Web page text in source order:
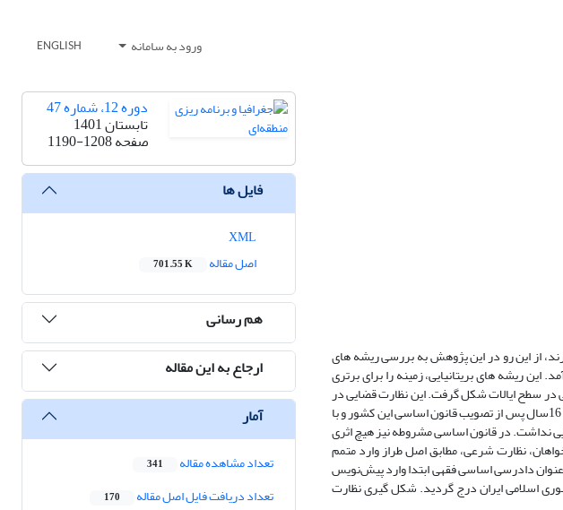
ورود به سامانه ENGLISH
از این رو در این پژوهش به بررسی ریشه های
آمریکا در سال 1776 از اتحاد 13بریتانیایی‌نشین به وجود آمد. این ریشه های بریتانیایی، زمینه را برای برتری
در سطح ایالات شکل گرفت. این نظارت قضایی در
سطح ایالات به اندیشه پدران بنیان‌گذار، به خصوص الکساندر همیلتون، راه یافت، اما با این وجود در قانون اساسی آمریکا وارد نشد. 16سال پس از تصویب قانون اساسی این کشور و با
نداشت. در قانون اساسی مشروطه نیز هیچ اثری
نظارت شرعی، مطابق اصل طراز وارد متمم
دادرسی اساسی فقهی ابتدا وارد پیش‌نویس
اسلامی ایران درج گردید. شکل گیری نظارت
دوره 12، شماره 47
تابستان 1401
صفحه1190-1208
فایل ها
اصل مقاله
701.55 K
هم رسانی
ارجاع به این مقاله
آمار
تعداد مشاهده مقاله 341
تعداد دریافت فایل اصل مقاله 170